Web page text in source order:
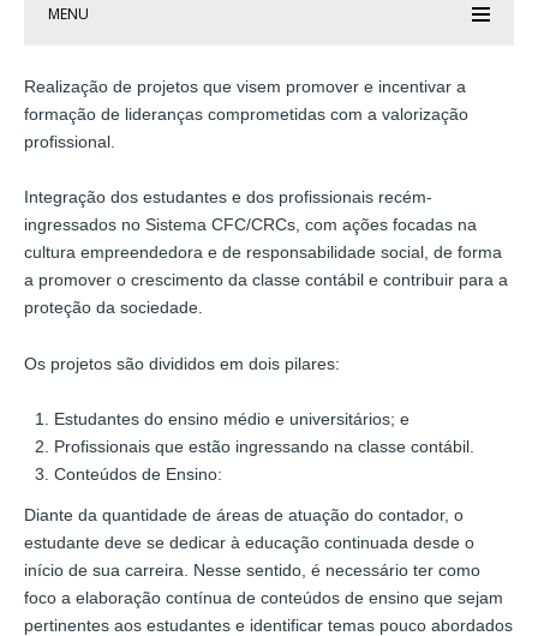
MENU
Realização de projetos que visem promover e incentivar a
formação de lideranças comprometidas com a valorização
profissional.
Integração dos estudantes e dos profissionais recém-
ingressados no Sistema CFC/CRCs, com ações focadas na
cultura empreendedora e de responsabilidade social, de forma
a promover o crescimento da classe contábil e contribuir para a
proteção da sociedade.
FÚTBOL Y CALIENTE: LAS MEJORES
¿Eres fanático del fútbol y te gusta la emoción de las apuestas?
¡Entonces este artículo es para ti! En la Liga MX, el fútbol y las
llena de emoción y oportunidades. En este post, exploraremos
las mejores apuestas en la Liga MX y cómo puedes aprovechar
al máximo tus conocimientos futbolísticos para ganar grandes
premios.
Os projetos são divididos em dois pilares:
Estudantes do ensino médio e universitários; e
Profissionais que estão ingressando na classe contábil.
Conteúdos de Ensino:
Diante da quantidade de áreas de atuação do contador, o
estudante deve se dedicar à educação continuada desde o
início de sua carreira. Nesse sentido, é necessário ter como
foco a elaboração contínua de conteúdos de ensino que sejam
pertinentes aos estudantes e identificar temas pouco abordados